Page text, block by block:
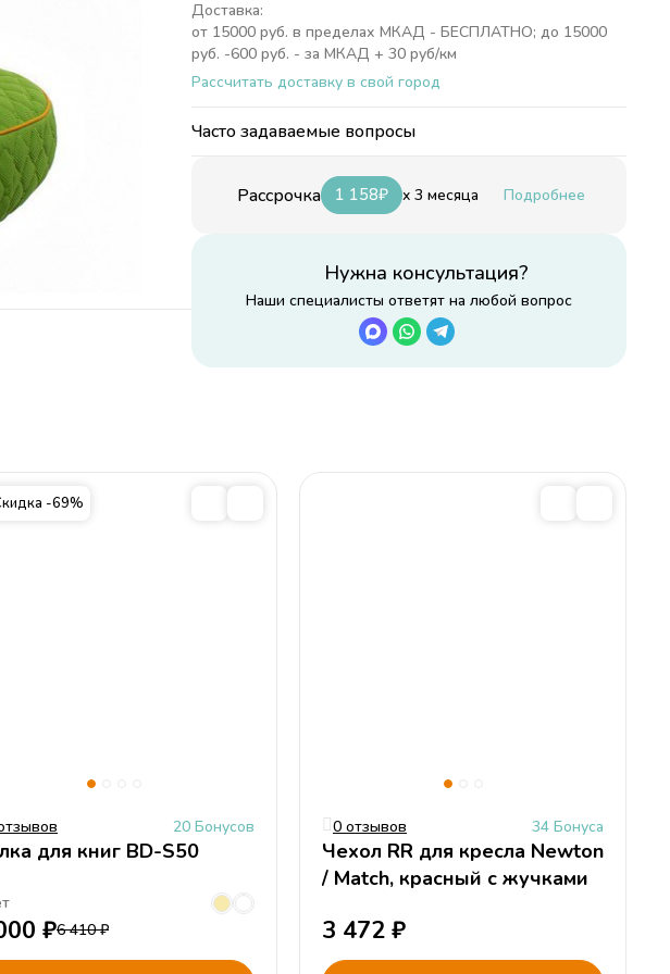
красками
Доставка:
от 15000 руб. в пределах МКАД - БЕСПЛАТНО; до 15000
руб. -600 руб. - за МКАД + 30 руб/км
Рассчитать доставку в свой город
Часто задаваемые вопросы
Рассрочка 1 158₽ x 3 месяца Подробнее
Нужна консультация?
Наши специалисты ответят на любой вопрос
-69%
20 Бонусов
для книг BD-S50
₽6 410₽
0 отзывов 34 Бонуса
Чехол RR для кресла Newton
/ Match, красный с жучками
3 472 ₽